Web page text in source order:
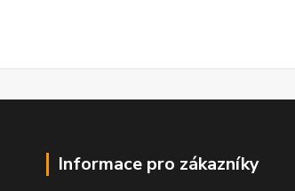
Informace pro zákazníky